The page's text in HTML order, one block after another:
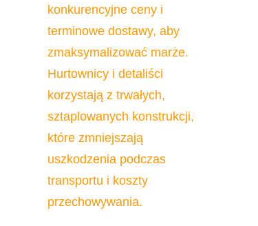
konkurencyjne ceny i
terminowe dostawy, aby
zmaksymalizować marże.
Hurtownicy i detaliści
korzystają z trwałych,
sztaplowanych konstrukcji,
które zmniejszają
uszkodzenia podczas
transportu i koszty
przechowywania.